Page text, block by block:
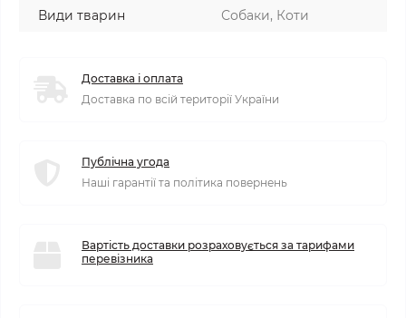
Види тварин Собаки, Коти
Доставка і оплата
Доставка по всій території України
Публічна угода
Наші гарантії та політика повернень
Вартість доставки розраховується за тарифами
перевізника